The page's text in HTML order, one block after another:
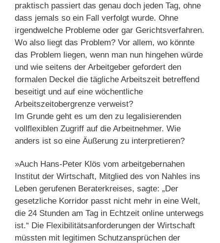
praktisch passiert das genau doch jeden Tag, ohne
dass jemals so ein Fall verfolgt wurde. Ohne
irgendwelche Probleme oder gar Gerichtsverfahren.
Wo also liegt das Problem? Vor allem, wo könnte
das Problem liegen, wenn man nun hingehen würde
und wie seitens der Arbeitgeber gefordert den
formalen Deckel die tägliche Arbeitszeit betreffend
beseitigt und auf eine wöchentliche
Arbeitszeitobergrenze verweist?
Im Grunde geht es um den zu legalisierenden
vollflexiblen Zugriff auf die Arbeitnehmer. Wie
anders ist so eine Äußerung zu interpretieren?
»Auch Hans-Peter Klös vom arbeitgebernahen
Institut der Wirtschaft, Mitglied des von Nahles ins
Leben gerufenen Beraterkreises, sagte: „Der
gesetzliche Korridor passt nicht mehr in eine Welt,
die 24 Stunden am Tag in Echtzeit online unterwegs
ist.“ Die Flexibilitätsanforderungen der Wirtschaft
müssten mit legitimen Schutzansprüchen der